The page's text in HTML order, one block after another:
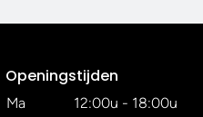
Openingstijden
Ma
12:00u - 18:00u